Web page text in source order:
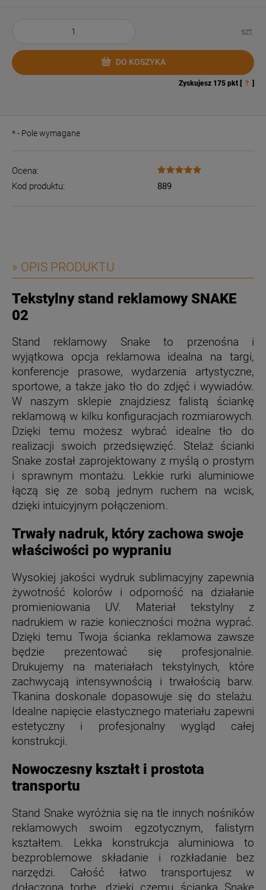
szt.
DO KOSZYKA
Zyskujesz 175 pkt [ ? ]
*- Pole wymagane
Ocena:
Kod produktu:
889
» OPIS PRODUKTU
Tekstylny stand reklamowy SNAKE
02
Stand reklamowy Snake to przenośna i
wyjątkowa opcja reklamowa idealna na targi,
konferencje prasowe, wydarzenia artystyczne,
sportowe, a także jako tło do zdjęć i wywiadów.
W naszym sklepie znajdziesz falistą ściankę
reklamową w kilku konfiguracjach rozmiarowych.
Dzięki temu możesz wybrać idealne tło do
realizacji swoich przedsięwzięć. Stelaż ścianki
Snake został zaprojektowany z myślą o prostym
i sprawnym montażu. Lekkie rurki aluminiowe
łączą się ze sobą jednym ruchem na wcisk,
dzięki intuicyjnym połączeniom.
Trwały nadruk, który zachowa swoje
właściwości po wypraniu
Wysokiej jakości wydruk sublimacyjny zapewnia
żywotność kolorów i odporność na działanie
promieniowania UV. Materiał tekstylny z
nadrukiem w razie konieczności można wyprać.
Dzięki temu Twoja ścianka reklamowa zawsze
będzie prezentować się profesjonalnie.
Drukujemy na materiałach tekstylnych, które
zachwycają intensywnością i trwałością barw.
Tkanina doskonale dopasowuje się do stelażu.
Idealne napięcie elastycznego materiału zapewni
estetyczny i profesjonalny wygląd całej
konstrukcji.
Nowoczesny kształt i prostota
transportu
Stand Snake wyróżnia się na tle innych nośników
reklamowych swoim egzotycznym, falistym
kształtem. Lekka konstrukcja aluminiowa to
bezproblemowe składanie i rozkładanie bez
narzędzi. Całość łatwo transportujesz w